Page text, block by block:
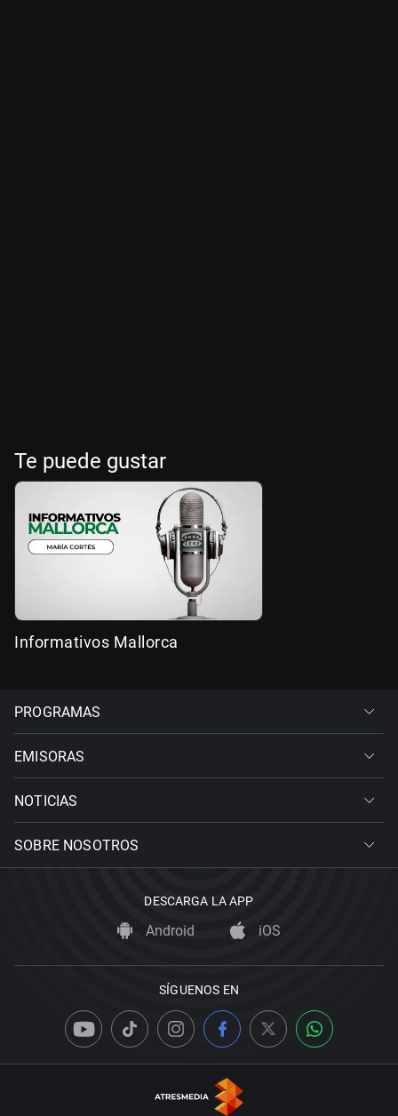
Te puede gustar
Informativos Mallorca
PROGRAMAS
EMISORAS
NOTICIAS
SOBRE NOSOTROS
DESCARGA LA APP
Android iOS
SÍGUENOS EN